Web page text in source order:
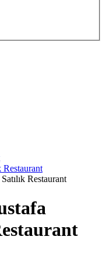
Restaurant
Restaurant